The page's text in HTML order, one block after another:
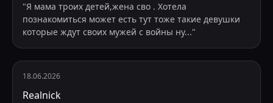
"Я мама троих детей,жена сво . Хотела
познакомиться может есть тут тоже такие девушки
которые ждут своих мужей с войны ну..."
18.06.2026
Realnick